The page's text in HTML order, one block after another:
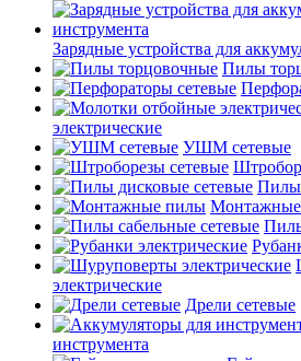
Зарядные устройства для
Пилы
электрические
УШМ сетевые
Пилы
электрические
Дрели сетевые
инструмента